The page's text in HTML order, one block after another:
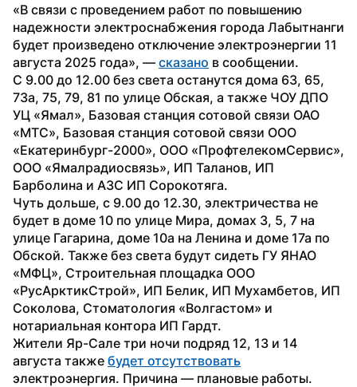
«В связи с проведением работ по повышению
надежности электроснабжения города Лабытнанги
будет произведено отключение электроэнергии 11
августа 2025 года», — сказано в сообщении.
С 9.00 до 12.00 без света останутся дома 63, 65,
73а, 75, 79, 81 по улице Обская, а также ЧОУ ДПО
УЦ «Ямал», Базовая станция сотовой связи ОАО
«МТС», Базовая станция сотовой связи ООО
«Екатеринбург-2000», ООО «ПрофтелекомСервис»,
ООО «Ямалрадиосвязь», ИП Таланов, ИП
Барболина и АЗС ИП Сорокотяга.
Чуть дольше, с 9.00 до 12.30, электричества не
будет в доме 10 по улице Мира, домах 3, 5, 7 на
улице Гагарина, доме 10а на Ленина и доме 17а по
Обской. Также без света будут сидеть ГУ ЯНАО
«МФЦ», Строительная площадка ООО
«РусАрктикСтрой», ИП Белик, ИП Мухамбетов, ИП
Соколова, Стоматология «Волгастом» и
нотариальная контора ИП Гардт.
Жители Яр-Сале три ночи подряд 12, 13 и 14
августа также будет отсутствовать
электроэнергия. Причина — плановые работы.